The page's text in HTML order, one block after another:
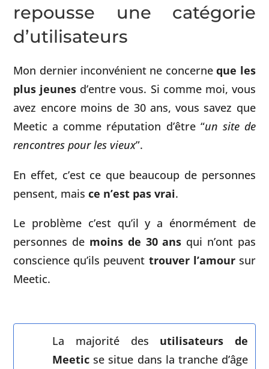
repousse une catégorie
d’utilisateurs
Mon dernier inconvénient ne concerneque les
plus jeunes d’entre vous. Si comme moi, vous
avez encore moins de 30 ans, vous savez que
Meetic a comme réputation d’être “un site de
rencontres pour les vieux”.
En effet, c’est ce que beaucoup de personnes
pensent, maisce n’est pas vrai.
Le problème c’est qu’il y a énormément de
personnes de moins de 30 ans qui n’ont pas
conscience qu’ils peuvent trouver l’amoursur
Meetic.
La majorité des utilisateurs de
Meetic se situe dans la tranche d’âge